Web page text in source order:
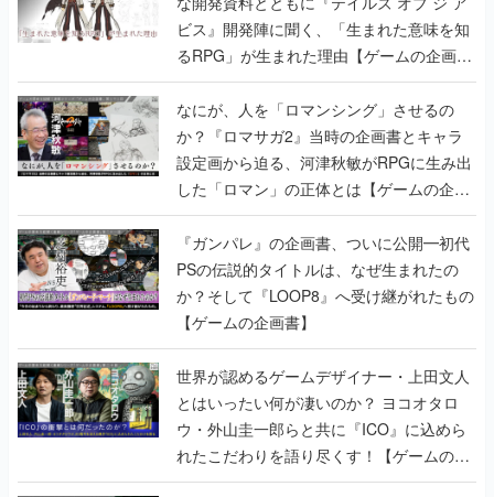
ビス』開発陣に聞く、「生まれた意味を知
るRPG」が生まれた理由【ゲームの企画
書】
なにが、人を「ロマンシング」させるの
か？『ロマサガ2』当時の企画書とキャラ
設定画から迫る、河津秋敏がRPGに生み出
した「ロマン」の正体とは【ゲームの企画
書】
『ガンパレ』の企画書、ついに公開━初代
PSの伝説的タイトルは、なぜ生まれたの
か？そして『LOOP8』へ受け継がれたもの
【ゲームの企画書】
世界が認めるゲームデザイナー・上田文人
とはいったい何が凄いのか？ ヨコオタロ
ウ・外山圭一郎らと共に『ICO』に込めら
れたこだわりを語り尽くす！【ゲームの企
画書】